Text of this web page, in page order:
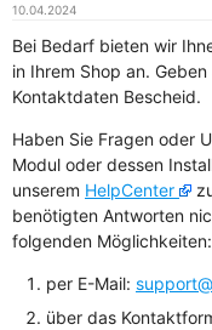
10.04.2024
Bei Bedarf bieten wir
in Ihrem Shop an.
Kontaktdaten Bescheid.
Haben Sie Fragen oder
Modul oder dessen
unserem HelpCenter
benötigten Antworten
folgenden Möglichkeiten:
per E-Mail:
über das